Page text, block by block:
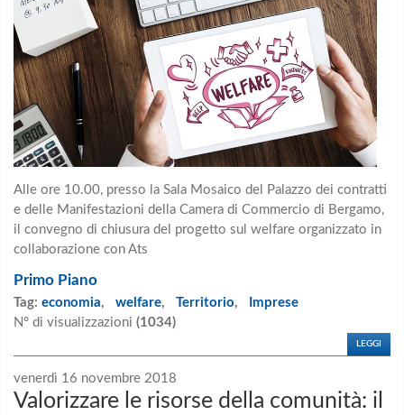
Alle ore 10.00, presso la Sala Mosaico del Palazzo dei contratti
e delle Manifestazioni della Camera di Commercio di Bergamo,
il convegno di chiusura del progetto sul welfare organizzato in
collaborazione con Ats
Primo Piano
Tag: economia, welfare, Territorio,
Imprese
N° di visualizzazioni (1034)
LEGGI
venerdì 16 novembre 2018
Valorizzare le risorse della comunità: il